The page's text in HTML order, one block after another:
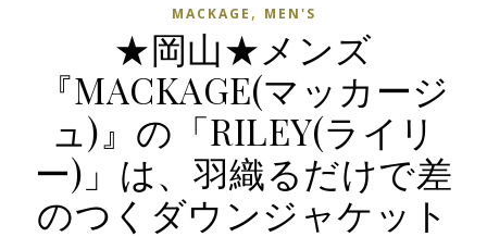
MACKAGE , MEN'S
★岡山★メンズ
『MACKAGE(マッカージ
ュ)』の「RILEY(ライリ
ー)」は、羽織るだけで差
のつくダウンジャケット